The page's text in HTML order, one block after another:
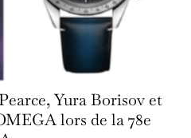
Yura Borisov et
lors de la 78e